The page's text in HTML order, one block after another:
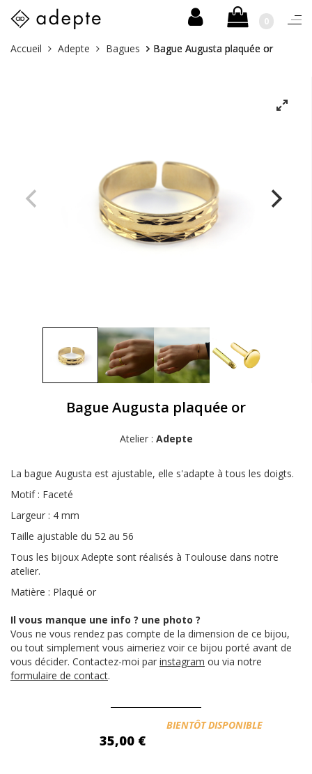
Skip
0
Vous
Accueil Adepte Bagues Bague Augusta plaquée or
Bague Augusta plaquée or
Atelier : Adepte
La bague Augusta est ajustable, elle s'adapte à tous les doigts.
Motif : Faceté
Largeur : 4 mm
Taille ajustable du 52 au 56
Tous les bijoux Adepte sont réalisés à Toulouse dans notre
atelier.
Matière : Plaqué or
Il vous manque une info ? une photo ?
Vous ne vous rendez pas compte de la dimension de ce bijou,
ou tout simplement vous aimeriez voir ce bijou porté avant de
vous décider. Contactez-moi par instagram ou via notre
formulaire de contact.
35,00 €
Disponibilité:
BIENTÔT DISPONIBLE